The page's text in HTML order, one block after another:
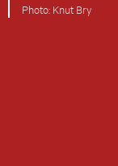
Knut Bry